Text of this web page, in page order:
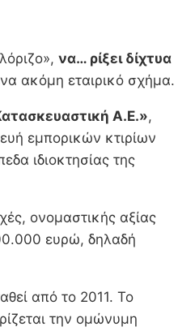
να… ρίξει δίχτυα
ακόμη εταιρικό σχήμα.
Α.Ε.»,
εμπορικών κτιρίων
ιδιοκτησίας της
ονομαστικής αξίας
ευρώ, δηλαδή
από το 2011. Το
την ομώνυμη